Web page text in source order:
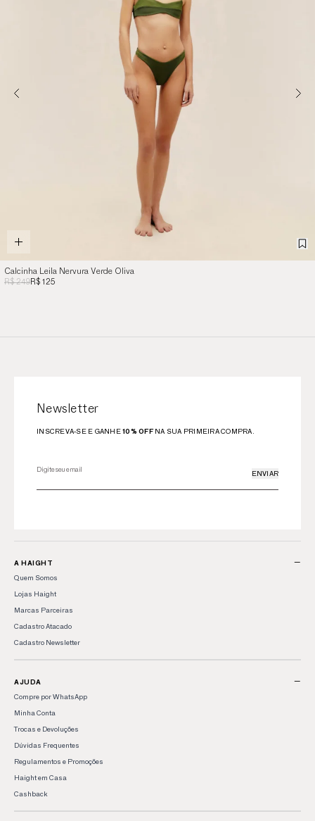
Calcinha Leila Nervura Verde Oliva
R$ 249R$ 125
Newsletter
INSCREVA-SE E GANHE10% OFFNA SUA PRIMEIRA COMPRA.
ENVIAR
A HAIGHT −
Quem Somos
Lojas Haight
Marcas Parceiras
Cadastro Atacado
Cadastro Newsletter
AJUDA −
Compre por WhatsApp
Minha Conta
Trocas e Devoluções
Dúvidas Frequentes
Regulamentos e Promoções
Haight em Casa
Cashback